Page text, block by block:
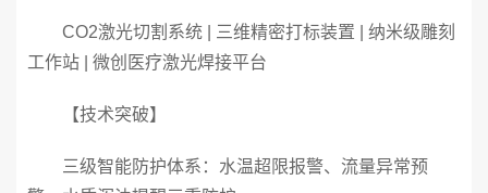
CO2激光切割系统 | 三维精密打标装置 | 纳米级雕刻
工作站 | 微创医疗激光焊接平台
【技术突破】
三级智能防护体系：水温超限报警、流量异常预